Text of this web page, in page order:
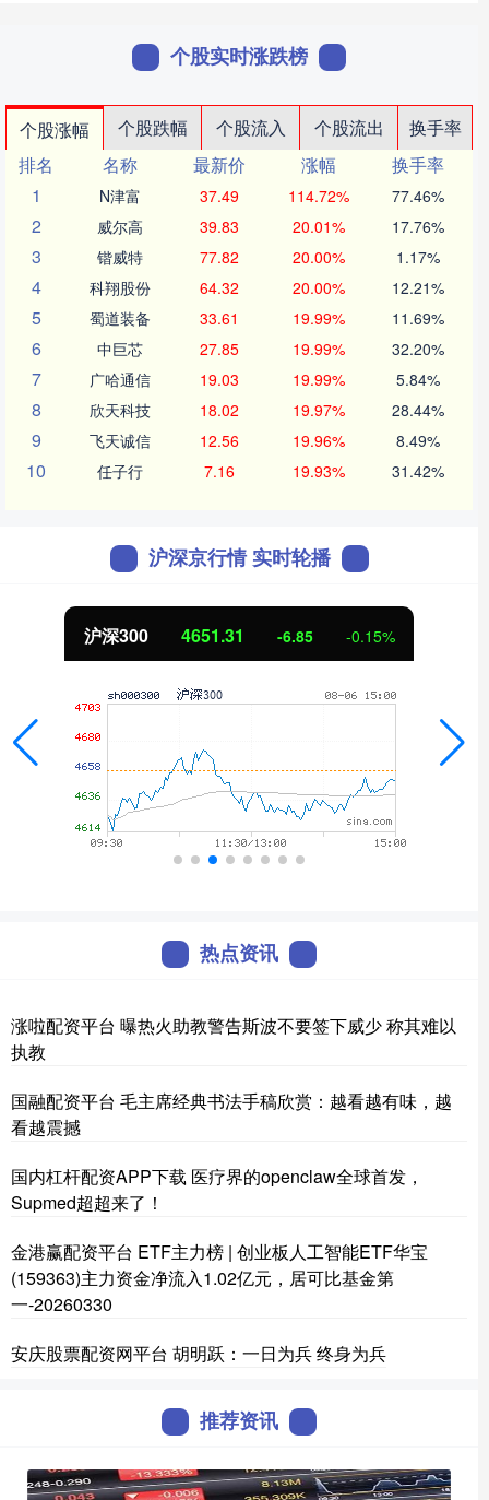
个股实时涨跌榜
个股涨幅 个股跌幅 个股流入 个股流出
换手率
排名
名称 最新价 涨幅
换手率
1
N津富 37.49 114.72% 77.46%
2 威尔高 39.83 20.01% 17.76%
3 锴威特 77.82 20.00% 1.17%
4 科翔股份 64.32 20.00% 12.21%
5 蜀道装备 33.61 19.99% 11.69%
6 中巨芯 27.85 19.99% 32.20%
7 广哈通信 19.03 19.99% 5.84%
8 欣天科技 18.02 19.97% 28.44%
9 飞天诚信 12.56 19.96% 8.49%
10 任子行 7.16 19.93% 31.42%
沪深京行情 实时轮播
4651.31 -6.85 -0.15%
热点资讯
涨啦配资平台 曝热火助教警告斯波不要签下威少 称其难以
执教
国融配资平台 毛主席经典书法手稿欣赏：越看越有味，越
看越震撼
国内杠杆配资APP下载 医疗界的openclaw全球首发，
Supmed超超来了！
金港赢配资平台 ETF主力榜 | 创业板人工智能ETF华宝
(159363)主力资金净流入1.02亿元，居可比基金第
一-20260330
安庆股票配资网平台 胡明跃：一日为兵 终身为兵
推荐资讯